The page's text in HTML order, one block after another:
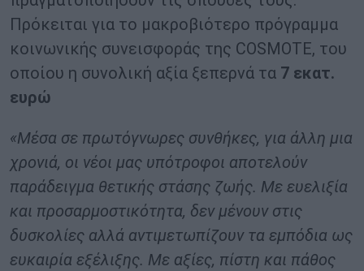
Πρόκειται για το μακροβιότερο πρόγραμμα
κοινωνικής συνεισφοράς της COSMOTE, του
οποίου η συνολική αξία ξεπερνά τα 7 εκατ.
ευρώ
«Μέσα σε πρωτόγνωρες συνθήκες, για άλλη μια
χρονιά, οι νέοι μας υπότροφοι αποτελούν
παράδειγμα θετικής στάσης ζωής. Με ευελιξία
και προσαρμοστικότητα, δεν μένουν στις
δυσκολίες αλλά αντιμετωπίζουν τα εμπόδια ως
ευκαιρία εξέλιξης. Με αξίες, πίστη και πάθος